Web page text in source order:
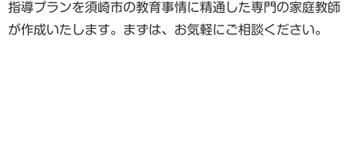
指導プランを須崎市の教育事情に精通した専門の家庭教師
が作成いたします。まずは、お気軽にご相談ください。